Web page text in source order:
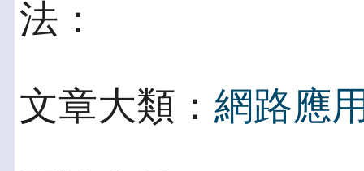
法：
文章大類： 網路應